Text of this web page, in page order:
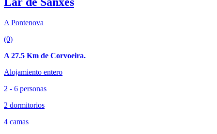
A Pontenova
(0)
A 27.5 Km de Corvoeira.
Alojamiento entero
2 - 6 personas
2 dormitorios
4 camas